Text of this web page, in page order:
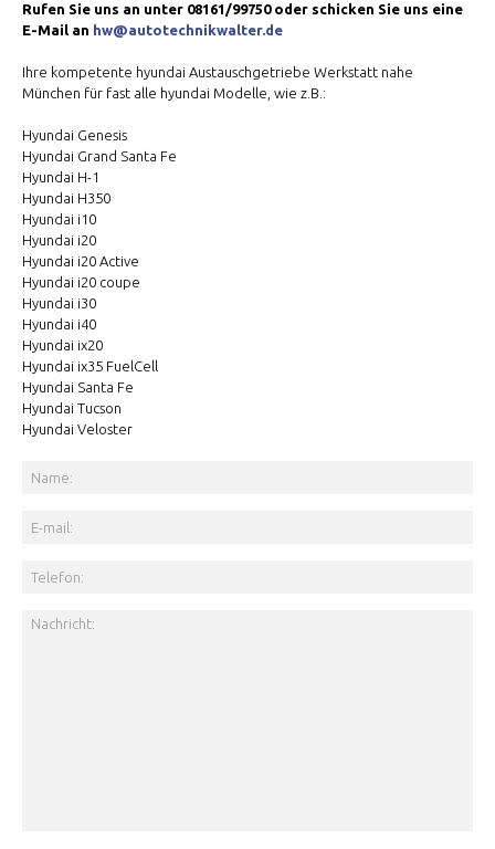
Rufen Sie uns an unter 08161/99750 oder schicken Sie uns eine
E-Mail an hw@autotechnikwalter.de
Ihre kompetente hyundai Austauschgetriebe Werkstatt nahe
München für fast alle hyundai Modelle, wie z.B.:
Hyundai Genesis
Hyundai Grand Santa Fe
Hyundai H-1
Hyundai H350
Hyundai i10
Hyundai i20
Hyundai i20 Active
Hyundai i20 coupe
Hyundai i30
Hyundai i40
Hyundai ix20
Hyundai ix35 FuelCell
Hyundai Santa Fe
Hyundai Tucson
Hyundai Veloster